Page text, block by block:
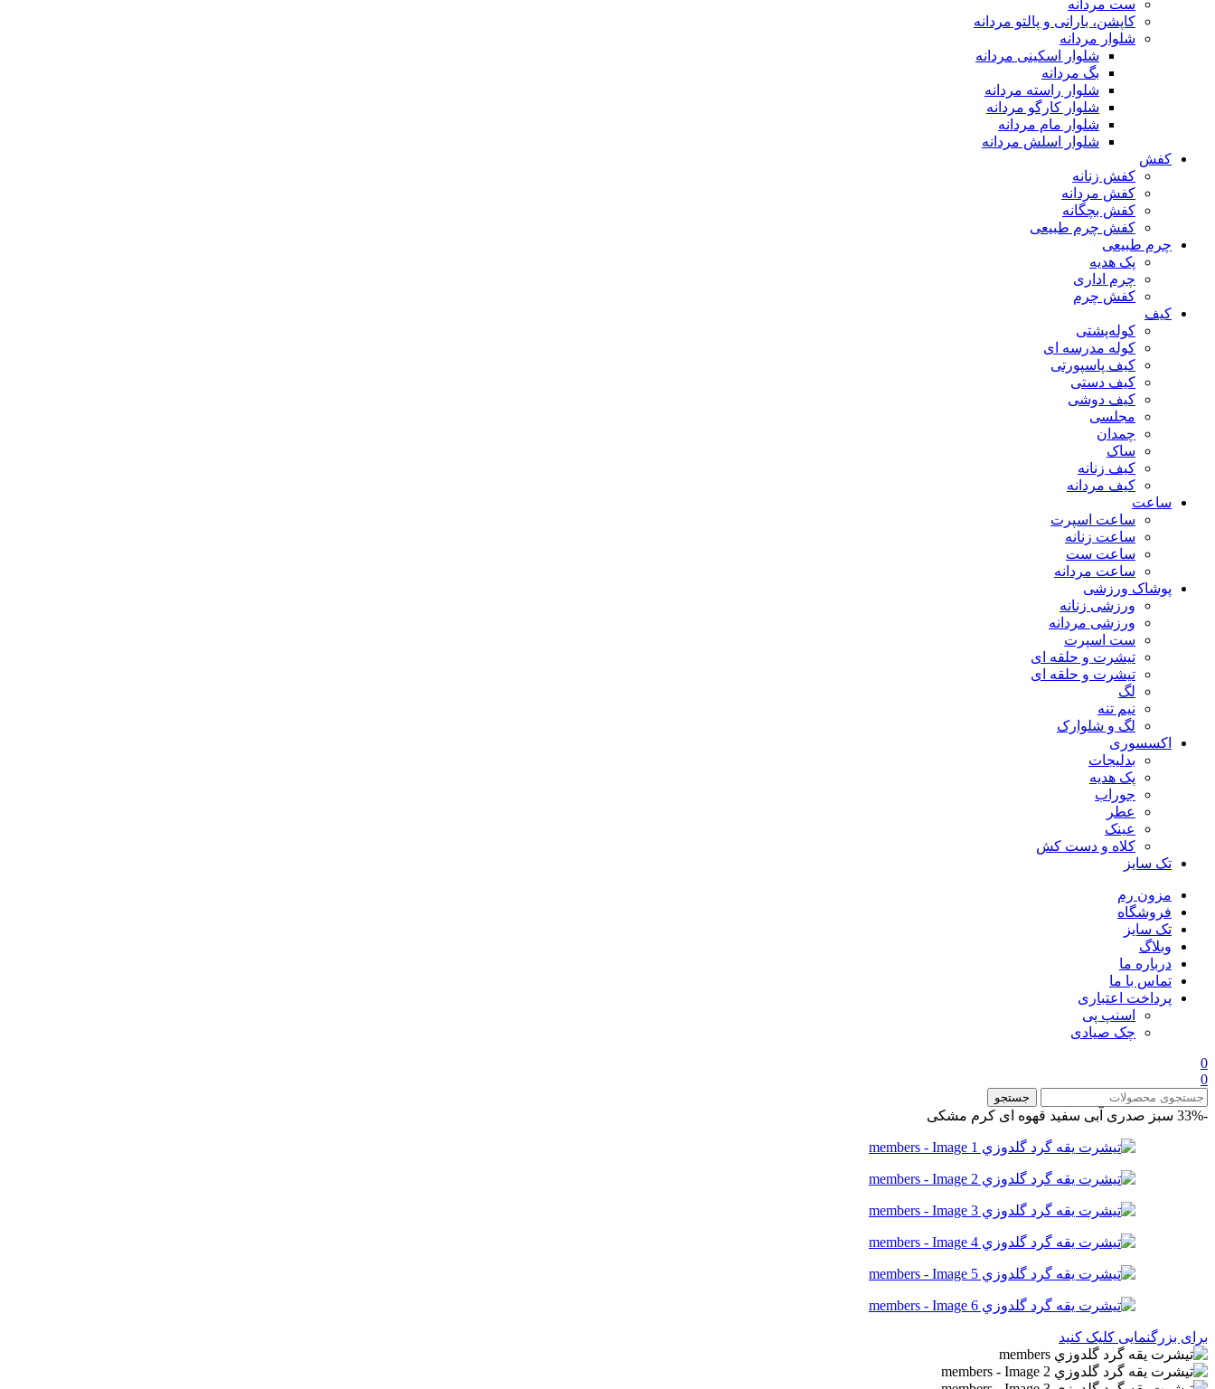
ست مردانه
کاپشن، بارانی و پالتو مردانه
شلوار مردانه
شلوار اسکینی مردانه
بگ مردانه
شلوار راسته مردانه
شلوار کارگو مردانه
شلوار مام مردانه
شلوار اسلش مردانه
کفش
کفش زنانه
کفش مردانه
کفش بچگانه
کفش چرم طبیعی
چرم طبیعی
پک هدیه
چرم اداری
کفش چرم
کیف
کوله‌پشتی
کوله مدرسه ای
کیف پاسپورتی
کیف دستی
کیف دوشی
مجلسی
چمدان
ساک
کیف زنانه
کیف مردانه
ساعت
ساعت اسپرت
ساعت زنانه
ساعت ست
ساعت مردانه
پوشاک ورزشی
ورزشی زنانه
ورزشی مردانه
ست اسپرت
تیشرت و حلقه ای
تیشرت و حلقه ای
لگ
نیم تنه
لگ و شلوارک
اکسسوری
بدلیجات
پک هدیه
جوراب
عطر
عینک
کلاه و دست کش
تک سایز
مزون رم
فروشگاه
تک سایز
وبلاگ
درباره ما
تماس با ما
پرداخت اعتباری
اسنپ پی
چک صیادی
0
0
جستجو
-33% سبز صدری آبی سفید قهوه ای کرم مشکی
برای بزرگنمایی کلیک کنید